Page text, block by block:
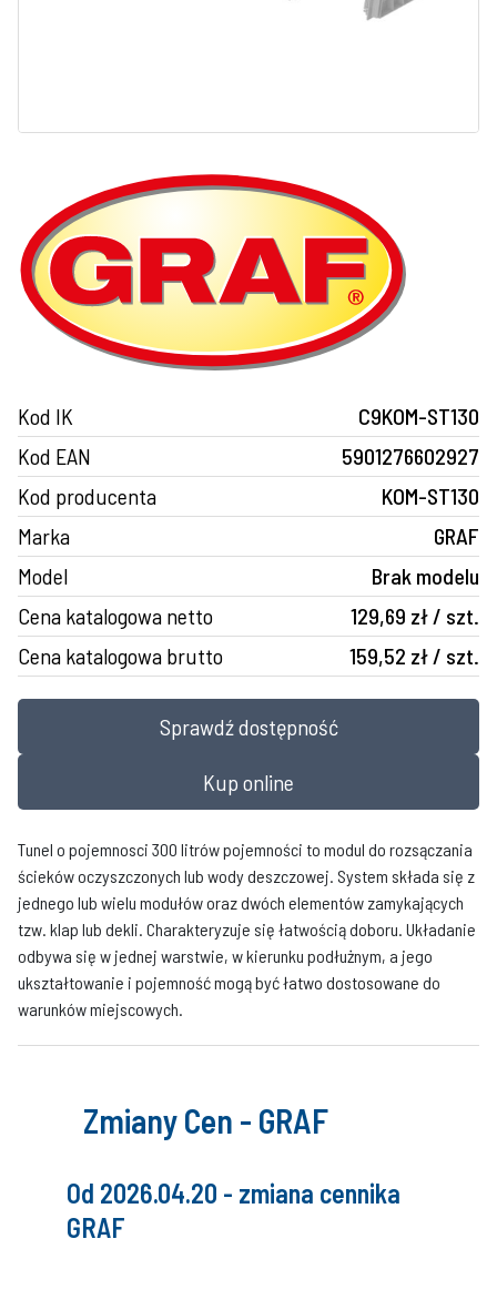
Kod IK
C9KOM-ST130
Kod EAN
5901276602927
Kod producenta
KOM-ST130
Marka
GRAF
Model
Brak modelu
Cena katalogowa netto
129,69 zł / szt.
Cena katalogowa brutto
159,52 zł / szt.
Sprawdź dostępność
Kup online
Tunel o pojemnosci 300 litrów pojemności to modul do rozsączania
ścieków oczyszczonych lub wody deszczowej. System składa się z
jednego lub wielu modułów oraz dwóch elementów zamykających
tzw. klap lub dekli. Charakteryzuje się łatwością doboru. Układanie
odbywa się w jednej warstwie, w kierunku podłużnym, a jego
ukształtowanie i pojemność mogą być łatwo dostosowane do
warunków miejscowych.
Zmiany Cen - GRAF
Od 2026.04.20 - zmiana cennika
GRAF